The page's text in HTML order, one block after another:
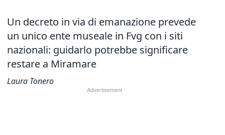
Un decreto in via di emanazione prevede
un unico ente museale in Fvg con i siti
nazionali: guidarlo potrebbe significare
restare a Miramare
Laura Tonero